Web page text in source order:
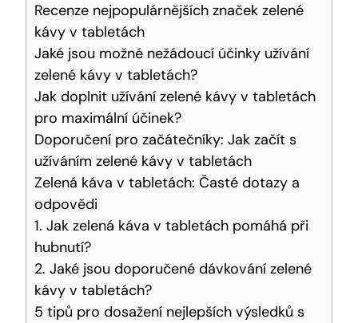
Recenze nejpopulárnějších značek zelené
kávy v tabletách
Jaké jsou možné nežádoucí účinky užívání
zelené kávy v tabletách?
Jak doplnit užívání zelené kávy v tabletách
pro maximální účinek?
Doporučení pro začátečníky: Jak začít s
užíváním zelené kávy v tabletách
Zelená káva v tabletách: Časté dotazy a
odpovědi
1. Jak zelená káva v tabletách pomáhá při
hubnutí?
2. Jaké jsou doporučené dávkování zelené
kávy v tabletách?
5 tipů pro dosažení nejlepších výsledků s